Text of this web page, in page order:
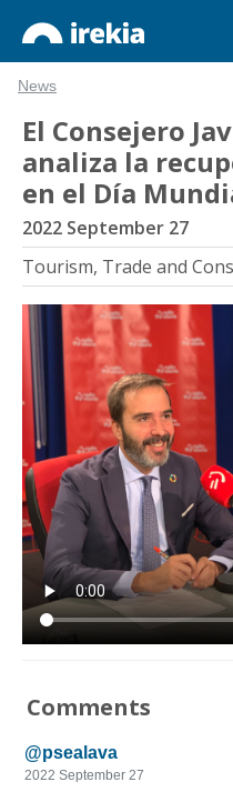
News
El Consejero
analiza la
en el Día
2022 September 27
Tourism, Trade and
Comments